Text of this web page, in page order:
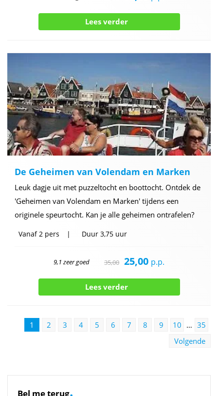
Lees verder
De Geheimen van Volendam en Marken
Leuk dagje uit met puzzeltocht en boottocht. Ontdek de
'Geheimen van Volendam en Marken' tijdens een
originele speurtocht. Kan je alle geheimen ontrafelen?
Vanaf2 pers Duur 3,75 uur
9,1 zeer goed 35,00 25,00 p.p.
Lees verder
1 2 3 4 5 6 7 8 9 10 … 35
Volgende
Bel me terug.